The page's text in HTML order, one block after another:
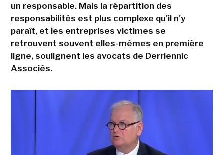
un responsable. Mais la répartition des
responsabilités est plus complexe qu'il n'y
paraît, et les entreprises victimes se
retrouvent souvent elles-mêmes en première
ligne, soulignent les avocats de Derriennic
Associés.